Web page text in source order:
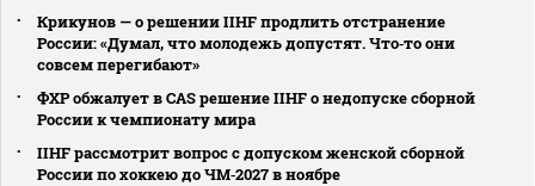
Крикунов — о решении IIHF продлить отстранение
России: «Думал, что молодежь допустят. Что‑то они
совсем перегибают»
ФХР обжалует в CAS решение IIHF о недопуске сборной
России к чемпионату мира
IIHF рассмотрит вопрос с допуском женской сборной
России по хоккею до ЧМ‑2027 в ноябре